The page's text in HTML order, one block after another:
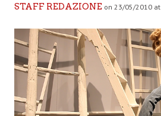
STAFF REDAZIONE on 23/05/2010